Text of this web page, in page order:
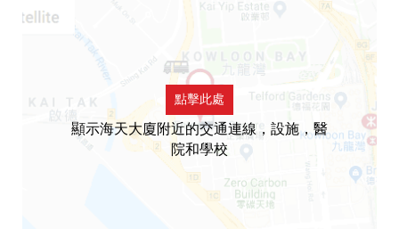
點擊此處
顯示海天大廈附近的交通連線，設施，醫
院和學校